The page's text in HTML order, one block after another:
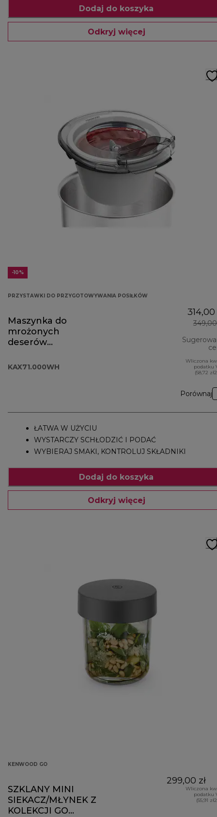
Dodaj do koszyka
Odkryj więcej
-10%
PRZYSTAWKI DO PRZYGOTOWYWANIA POSIŁKÓW
Maszynka do
mrożonych
deserów
KAX71.000WH
314,00
349,00
Wliczona
podatku
(58,72
Porównaj
ŁATWA W UŻYCIU
WYSTARCZY SCHŁODZIĆ I PODAĆ
WYBIERAJ SMAKI, KONTROLUJ SKŁADNIKI
Dodaj do koszyka
Odkryj więcej
KENWOOD GO
SZKLANY MINI
SIEKACZ/MŁYNEK Z
KOLEKCJI GO
299,00 zł
Wliczona
podatku
(55,91